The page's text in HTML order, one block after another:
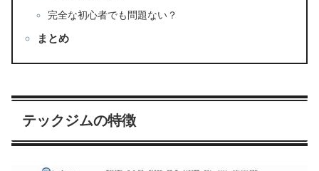
完全な初心者でも問題ない？
まとめ
テックジムの特徴